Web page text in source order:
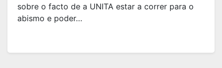
sobre o facto de a UNITA estar a correr para o
abismo e poder…